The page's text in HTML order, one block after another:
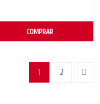
COMPRAR
1 2